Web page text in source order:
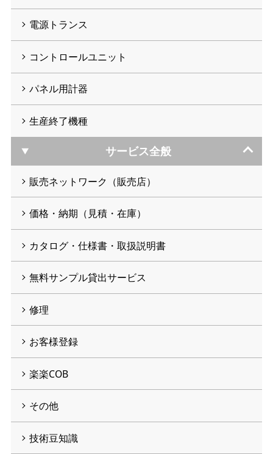
電源トランス
コントロールユニット
パネル用計器
生産終了機種
サービス全般
販売ネットワーク（販売店）
価格・納期（見積・在庫）
カタログ・仕様書・取扱説明書
無料サンプル貸出サービス
修理
お客様登録
楽楽COB
その他
技術豆知識